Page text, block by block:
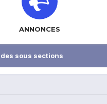
ANNONCES
sous sections